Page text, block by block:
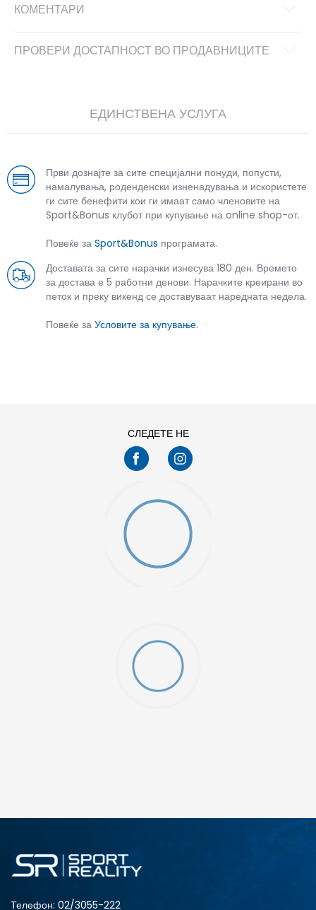
КОМЕНТАРИ
ПРОВЕРИ ДОСТАПНОСТ ВО ПРОДАВНИЦИТЕ
ЕДИНСТВЕНА УСЛУГА
Први дознајте за сите специјални понуди, попусти,
намалувања, роденденски изненадувања и искористете
ги сите бенефити кои ги имаат само членовите на
Sport&Bonus клубот при купување на online shop-от.
Повеќе за Sport&Bonus програмата.
Доставата за сите нарачки изнесува 180 ден. Времето
за достава е 5 работни денови. Нарачките креирани во
петок и преку викенд се доставуваат наредната недела.
Повеќе за Условите за купување.
СЛЕДЕТЕ НЕ
Телефон: 02/3055-222